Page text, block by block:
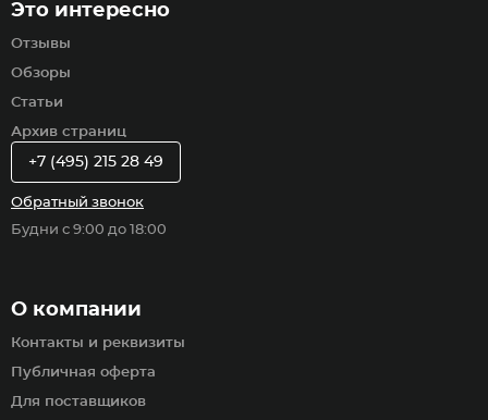
Это интересно
Отзывы
Обзоры
Статьи
Архив страниц
О компании
Контакты и реквизиты
Публичная оферта
Для поставщиков
+7 (495) 215 28 49
Обратный звонок
Будни с 9:00 до 18:00